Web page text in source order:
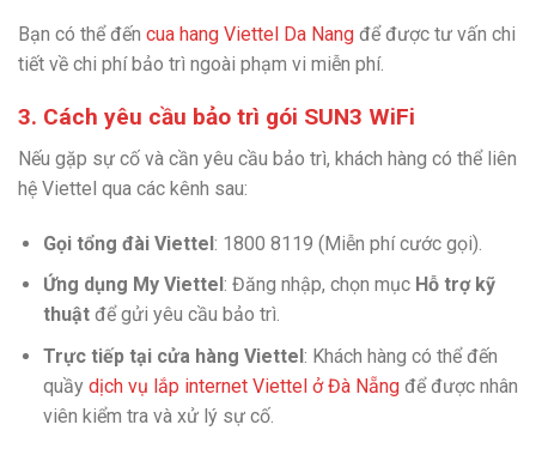
Bạn có thể đến cua hang Viettel Da Nang để được tư vấn chi
tiết về chi phí bảo trì ngoài phạm vi miễn phí.
3. Cách yêu cầu bảo trì gói SUN3 WiFi
Nếu gặp sự cố và cần yêu cầu bảo trì, khách hàng có thể liên
hệ Viettel qua các kênh sau:
Gọi tổng đài Viettel: 1800 8119 (Miễn phí cước gọi).
Ứng dụng My Viettel : Đăng nhập, chọn mục Hỗ trợ kỹ
thuậtđể gửi yêu cầu bảo trì.
Trực tiếp tại cửa hàng Viettel: Khách hàng có thể đến
quầy dịch vụ lắp internet Viettel ở Đà Nẵngđể được nhân
viên kiểm tra và xử lý sự cố.